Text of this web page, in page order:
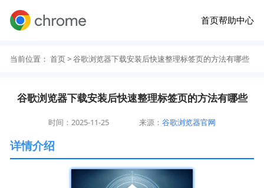
首页帮助中心
当前位置： 首页> 谷歌浏览器下载安装后快速整理标签页的方法有哪些
谷歌浏览器下载安装后快速整理标签页的方法有哪些
时间：2025-11-25 来源：谷歌浏览器官网
详情介绍